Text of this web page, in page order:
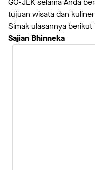
tujuan wisata dan
Simak ulasannya berikut
Sajian Bhinneka